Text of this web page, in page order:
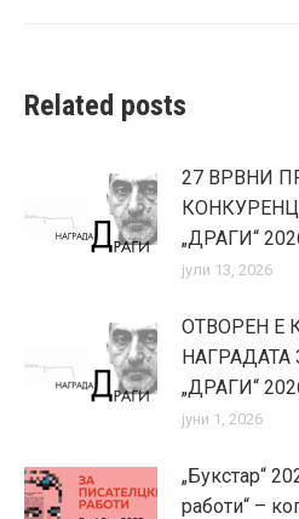
Related posts
27 ВРВНИ
„ДРАГИ“
јули 13, 2026
ОТВОРЕН Е
„ДРАГИ“
јуни 1, 2026
„Букстар“
работи“ –